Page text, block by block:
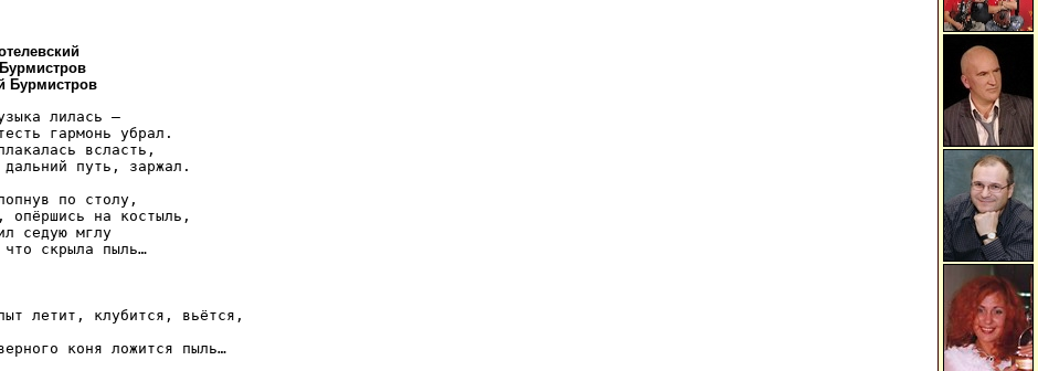
Бурмистров
лилась –
гармонь убрал.
всласть,
путь, заржал.
по столу,
опёршись на костыль,
седую мглу
скрыла пыль…
летит, клубится, вьётся,
коня ложится пыль…